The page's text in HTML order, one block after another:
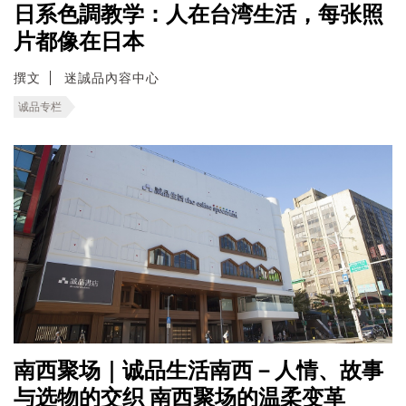
日系色調教学：人在台湾生活，每张照
片都像在日本
撰文 迷誠品內容中心
诚品专栏
南西聚场｜诚品生活南西－人情、故事
与选物的交织 南西聚场的温柔变革